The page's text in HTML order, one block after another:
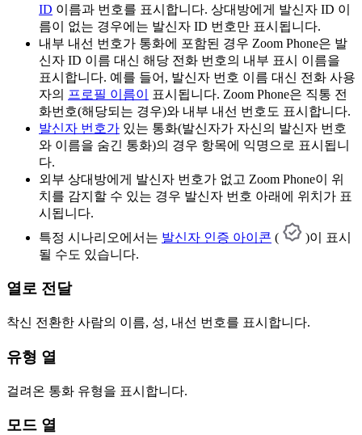
ID 이름과 번호를 표시합니다. 상대방에게 발신자 ID 이
름이 없는 경우에는 발신자 ID 번호만 표시됩니다.
내부 내선 번호가 통화에 포함된 경우 Zoom Phone은 발
신자 ID 이름 대신 해당 전화 번호의 내부 표시 이름을
표시합니다. 예를 들어, 발신자 번호 이름 대신 전화 사용
자의 프로필 이름이
표시됩니다. Zoom Phone은 직통 전
화번호(해당되는 경우)와 내부 내선 번호도 표시합니다.
발신자 번호가 있는 통화(발신자가 자신의 발신자 번호
와 이름을 숨긴 통화)의 경우 항목에 익명으로 표시됩니
다.
외부 상대방에게 발신자 번호가 없고 Zoom Phone이 위
치를 감지할 수 있는 경우 발신자 번호 아래에 위치가 표
시됩니다.
특정 시나리오에서는 발신자 인증 아이콘 (
)이 표시
될 수도 있습니다.
열로 전달
착신 전환한 사람의 이름, 성, 내선 번호를 표시합니다.
유형 열
걸려온 통화 유형을 표시합니다.
모드 열